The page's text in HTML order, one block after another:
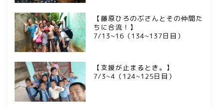
【藤原ひろのぶさんとその仲間た
ちに合流！】
7/13~16（134~137日目）
【支援が止まるとき。】
7/3~4（124~125日目）